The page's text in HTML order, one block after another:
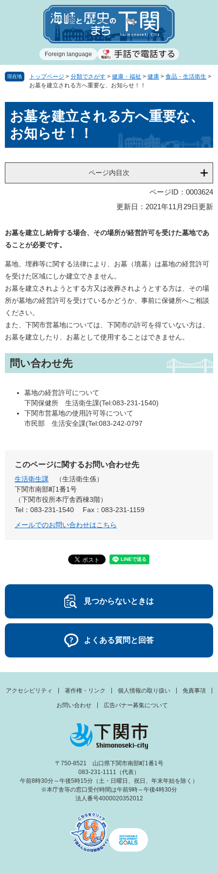
で
ば
Foreign language
現在地 トップページ > 分類でさがす > 健康・福祉 > 健康 > 食品・生活衛生 >
お墓を建立される方へ重要な、お知らせ！！
文お墓を建立される方へ重要な、
お知らせ！！
ページ内目次
ページID：0003624
更新日：2021年11月29日更新
お墓を建立し納骨する場合、その場所が経営許可を受けた墓地であ
ることが必要です。
墓地、埋葬等に関する法律により、お墓（墳墓）は墓地の経営許可
を受けた区域にしか建立できません。
お墓を建立されようとする方又は改葬されようとする方は、その場
所が墓地の経営許可を受けているかどうか、事前に保健所へご相談
ください。
また、下関市営墓地については、下関市の許可を得ていない方は、
お墓を建立したり、お墓として使用することはできません。
問い合わせ先
墓地の経営許可について
下関保健所 生活衛生課(Tel:083-231-1540)
下関市営墓地の使用許可等について
市民部 生活安全課(Tel:083-242-0797
このページに関するお問い合わせ先
生活衛生課
生活衛生係
下関市南部町1番1号
（下関市役所本庁舎西棟3階）
Tel：083-231-1540
Fax：083-231-1159
メールでのお問い合わせはこちら
見つからないときは
よくある質問と回答
アクセシビリティ 著作権・リンク 個人情報の取り扱い 免責事項
お問い合わせ 広告バナー募集について
〒750-8521 山口県下関市南部町1番1号
083-231-1111（代表）
午前8時30分～午後5時15分（土・日曜日、祝日、年末年始を除く）
※本庁舎等の窓口受付時間は午前9時～午後4時30分
法人番号4000020352012